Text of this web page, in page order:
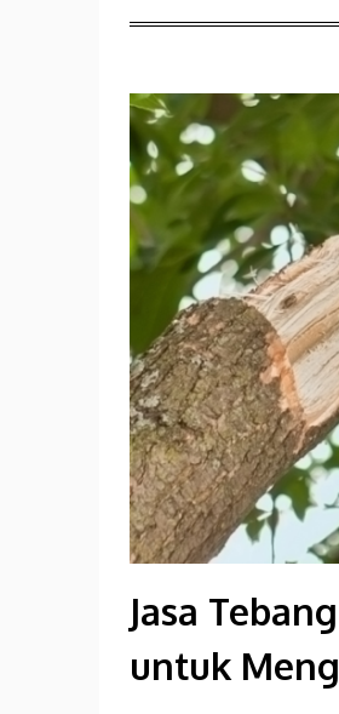
Jasa
untuk